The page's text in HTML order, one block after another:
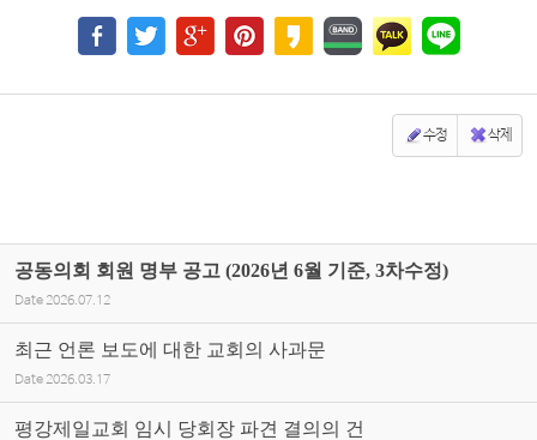
수정 삭제
공동의회 회원 명부 공고 (2026년 6월 기준, 3차수정)
Date 2026.07.12
최근 언론 보도에 대한 교회의 사과문
Date 2026.03.17
평강제일교회 임시 당회장 파견 결의의 건